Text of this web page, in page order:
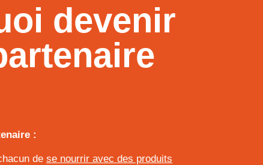
devenir
:
de se nourrir avec des produits